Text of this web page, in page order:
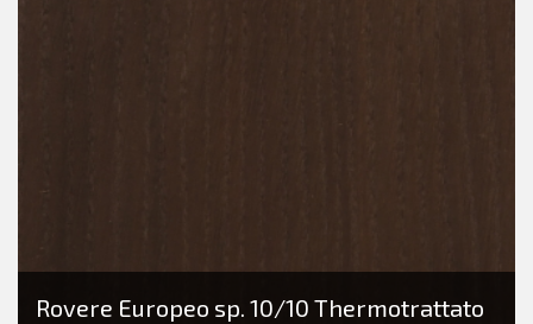
Rovere Europeo sp. 10/10 Thermotrattato